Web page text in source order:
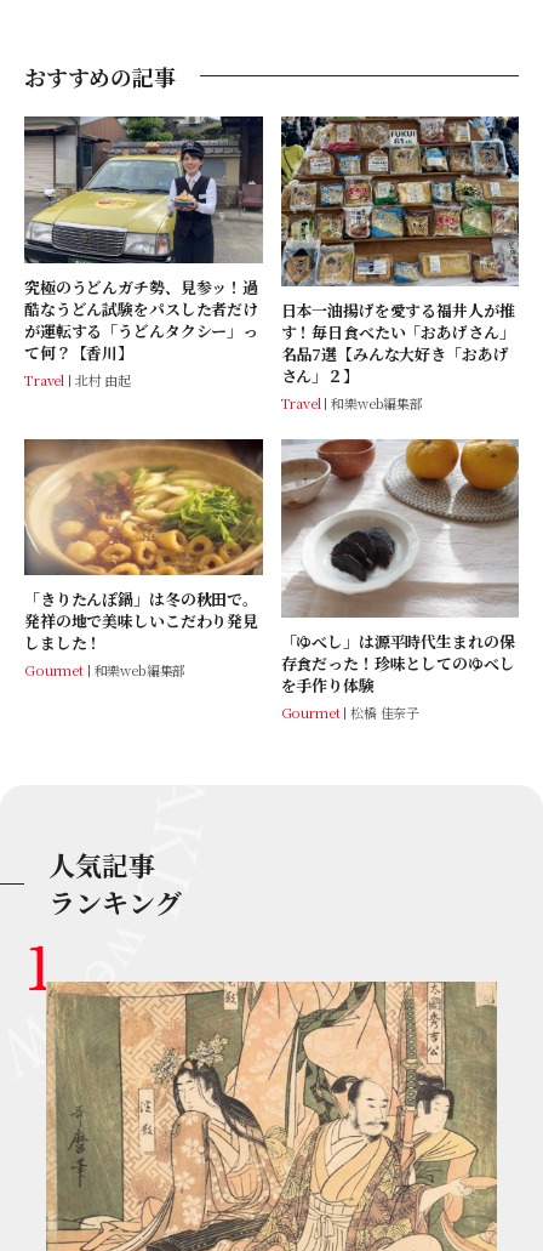
おすすめの記事
究極のうどんガチ勢、見参ッ！過
酷なうどん試験をパスした者だけ
が運転する「うどんタクシー」っ
て何？【香川】
Travel 北村 由起
日本一油揚げを愛する福井人が推
す！毎日食べたい「おあげさん」
名品7選【みんな大好き「おあげ
さん」２】
Travel 和樂web編集部
「きりたんぽ鍋」は冬の秋田で。
発祥の地で美味しいこだわり発見
しました！
Gourmet 和樂web編集部
「ゆべし」は源平時代生まれの保
存食だった！珍味としてのゆべし
を手作り体験
Gourmet 松橋 佳奈子
人気記事
ランキング